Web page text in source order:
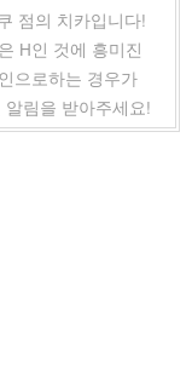
점의 치카입니다!
H인 것에 흥미진
으로하는 경우가
림을 받아주세요!